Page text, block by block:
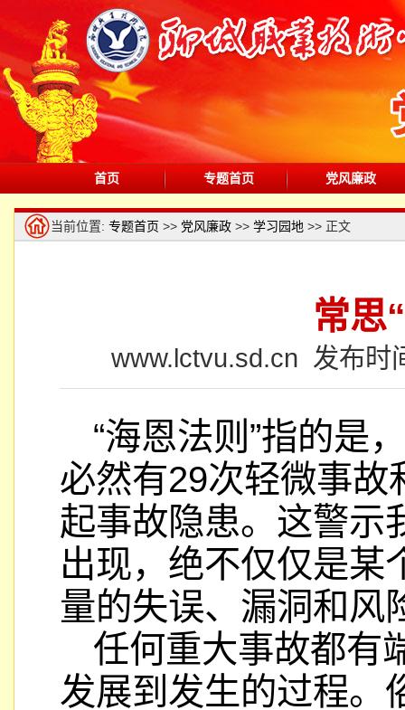
首页 专题首页 党风廉政
当前位置: 专题首页 >> 党风廉政 >> 学习园地 >> 正文
常思
www.lctvu.sd.cn 发布时
“海恩法则”指的是
必然有29次轻微事故
起事故隐患。这警示
出现，绝不仅仅是某
量的失误、漏洞和风
任何重大事故都有
发展到发生的过程。